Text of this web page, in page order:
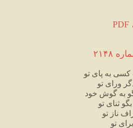
۲۱۴۸
کسی به پای تو
ورای تو
به گوش خود
بگو ثنای تو
ناز تو
برای تو